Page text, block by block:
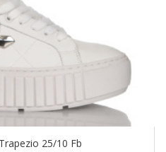
25/10 Fb